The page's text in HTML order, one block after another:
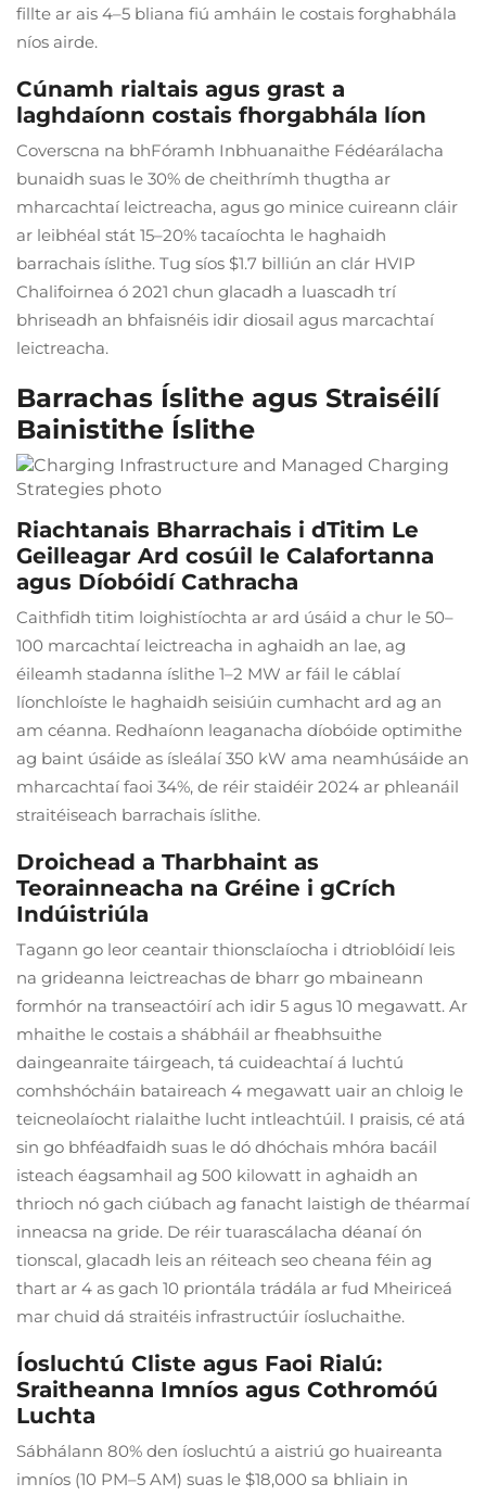
fillte ar ais 4–5 bliana fiú amháin le costais forghabhála
níos airde.
Cúnamh rialtais agus grast a
laghdaíonn costais fhorgabhála líon
Coverscna na bhFóramh Inbhuanaithe Fédéarálacha
bunaidh suas le 30% de cheithrímh thugtha ar
mharcachtaí leictreacha, agus go minice cuireann cláir
ar leibhéal stát 15–20% tacaíochta le haghaidh
barrachais íslithe. Tug síos $1.7 billiún an clár HVIP
Chalifoirnea ó 2021 chun glacadh a luascadh trí
bhriseadh an bhfaisnéis idir diosail agus marcachtaí
leictreacha.
Barrachas Íslithe agus Straiséilí
Bainistithe Íslithe
Riachtanais Bharrachais i dTitim Le
Geilleagar Ard cosúil le Calafortanna
agus Díobóidí Cathracha
Caithfidh titim loighistíochta ar ard úsáid a chur le 50–
100 marcachtaí leictreacha in aghaidh an lae, ag
éileamh stadanna íslithe 1–2 MW ar fáil le cáblaí
líonchloíste le haghaidh seisiúin cumhacht ard ag an
am céanna. Redhaíonn leaganacha díobóide optimithe
ag baint úsáide as ísleálaí 350 kW ama neamhúsáide an
mharcachtaí faoi 34%, de réir staidéir 2024 ar phleanáil
straitéiseach barrachais íslithe.
Droichead a Tharbhaint as
Teorainneacha na Gréine i gCrích
Indúistriúla
Tagann go leor ceantair thionsclaíocha i dtrioblóidí leis
na grideanna leictreachas de bharr go mbaineann
formhór na transeactóirí ach idir 5 agus 10 megawatt. Ar
mhaithe le costais a shábháil ar fheabhsuithe
daingeanraite táirgeach, tá cuideachtaí á luchtú
comhshócháin bataireach 4 megawatt uair an chloig le
teicneolaíocht rialaithe lucht intleachtúil. I praisis, cé atá
sin go bhféadfaidh suas le dó dhóchais mhóra bacáil
isteach éagsamhail ag 500 kilowatt in aghaidh an
thrioch nó gach ciúbach ag fanacht laistigh de théarmaí
inneacsa na gride. De réir tuarascálacha déanaí ón
tionscal, glacadh leis an réiteach seo cheana féin ag
thart ar 4 as gach 10 priontála trádála ar fud Mheiriceá
mar chuid dá straitéis infrastructúir íosluchaithe.
Íosluchtú Cliste agus Faoi Rialú:
Sraitheanna Imníos agus Cothromóú
Luchta
Sábhálann 80% den íosluchtú a aistriú go huaireanta
imníos (10 PM–5 AM) suas le $18,000 sa bhliain in